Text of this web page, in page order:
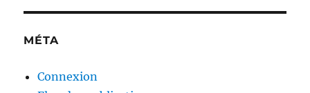
MÉTA
Connexion